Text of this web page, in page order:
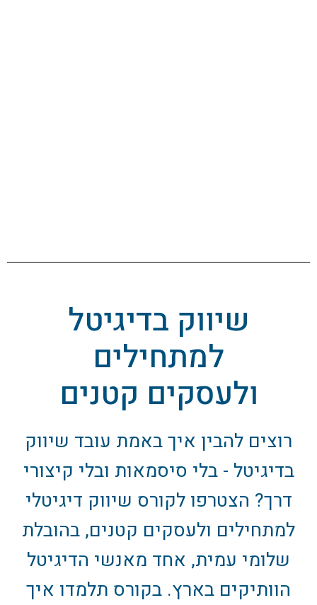
שיווק בדיגיטל
למתחילים
ולעסקים קטנים
רוצים להבין איך באמת עובד שיווק
בדיגיטל - בלי סיסמאות ובלי קיצורי
דרך? הצטרפו לקורס שיווק דיגיטלי
למתחילים ולעסקים קטנים, בהובלת
שלומי עמית, אחד מאנשי הדיגיטל
הוותיקים בארץ. בקורס תלמדו איך